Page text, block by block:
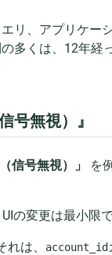
リ、アプリケー
多くは、12年経
号無視）』
信号無視）」
を
の変更は最小限
は、 account_id